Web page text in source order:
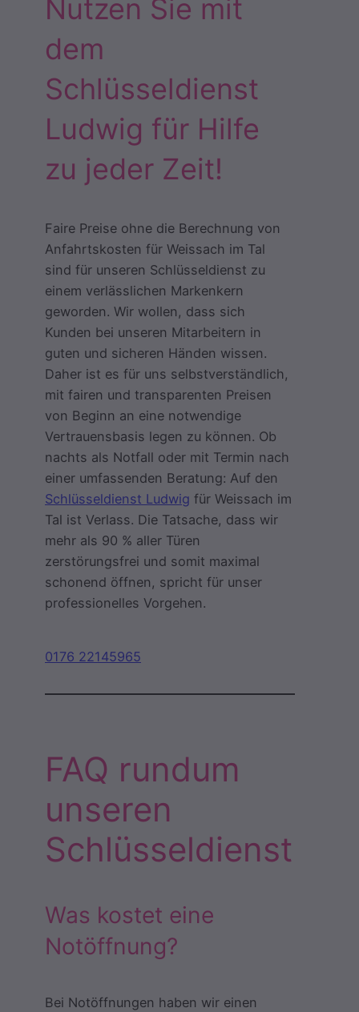
Nutzen Sie mit
dem
Schlüsseldienst
Ludwig für Hilfe
zu jeder Zeit!
Faire Preise ohne die Berechnung von
Anfahrtskosten für Weissach im Tal
sind für unseren Schlüsseldienst zu
einem verlässlichen Markenkern
geworden. Wir wollen, dass sich
Kunden bei unseren Mitarbeitern in
guten und sicheren Händen wissen.
Daher ist es für uns selbstverständlich,
mit fairen und transparenten Preisen
von Beginn an eine notwendige
Vertrauensbasis legen zu können. Ob
nachts als Notfall oder mit Termin nach
einer umfassenden Beratung: Auf den
Schlüsseldienst Ludwig für Weissach im
Tal ist Verlass. Die Tatsache, dass wir
mehr als 90 % aller Türen
zerstörungsfrei und somit maximal
schonend öffnen, spricht für unser
professionelles Vorgehen.
0176 22145965
FAQ rundum
unseren
Schlüsseldienst
Was kostet eine
Notöffnung?
Bei Notöffnungen haben wir einen